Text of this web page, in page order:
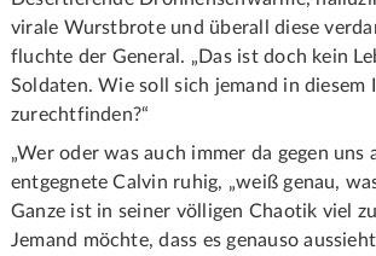
virale Wurstbrote und überall diese
fluchte der General. „Das ist doch kein
Soldaten. Wie soll sich jemand in diesem
zurechtfinden?“
„Wer oder was auch immer da gegen uns
entgegnete Calvin ruhig, „weiß genau,
Ganze ist in seiner völligen Chaotik viel
Jemand möchte, dass es genauso